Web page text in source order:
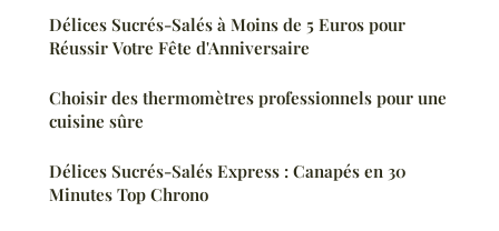
Délices Sucrés-Salés à Moins de 5 Euros pour
Réussir Votre Fête d'Anniversaire
Choisir des thermomètres professionnels pour une
cuisine sûre
Délices Sucrés-Salés Express : Canapés en 30
Minutes Top Chrono